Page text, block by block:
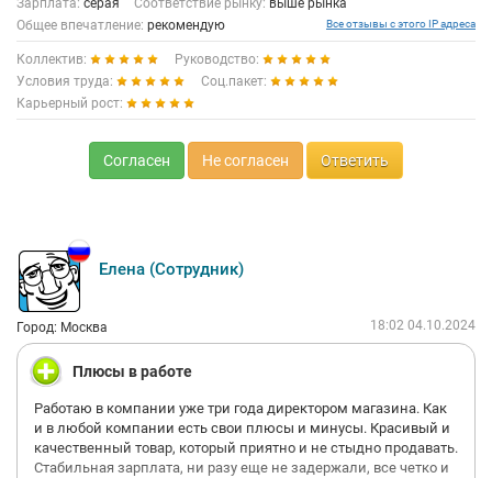
Зарплата: серая Соответствие рынку: выше рынка
Общее впечатление: рекомендую Все отзывы с этого IP адреса
Коллектив:
Руководство:
Условия труда:
Соц.пакет:
Карьерный рост:
Согласен Не согласен Ответить
Елена (Сотрудник)
Город: Москва 18:02 04.10.2024
Плюсы в работе
Работаю в компании уже три года директором магазина. Как
и в любой компании есть свои плюсы и минусы. Красивый и
качественный товар, который приятно и не стыдно продавать.
Стабильная зарплата, ни разу еще не задержали, все четко и